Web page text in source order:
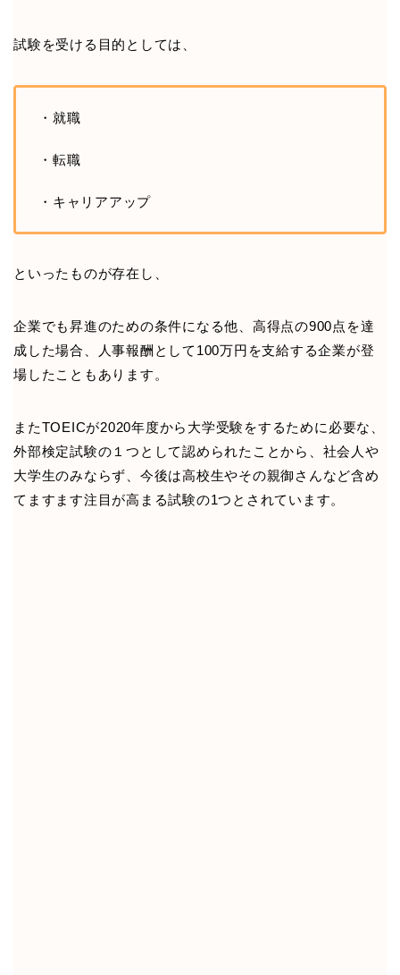
試験を受ける目的としては、
・就職
・転職
・キャリアアップ
といったものが存在し、
企業でも昇進のための条件になる他、高得点の900点を達
成した場合、人事報酬として100万円を支給する企業が登
場したこともあります。
またTOEICが2020年度から大学受験をするために必要な、
外部検定試験の１つとして認められたことから、社会人や
大学生のみならず、今後は高校生やその親御さんなど含め
てますます注目が高まる試験の1つとされています。